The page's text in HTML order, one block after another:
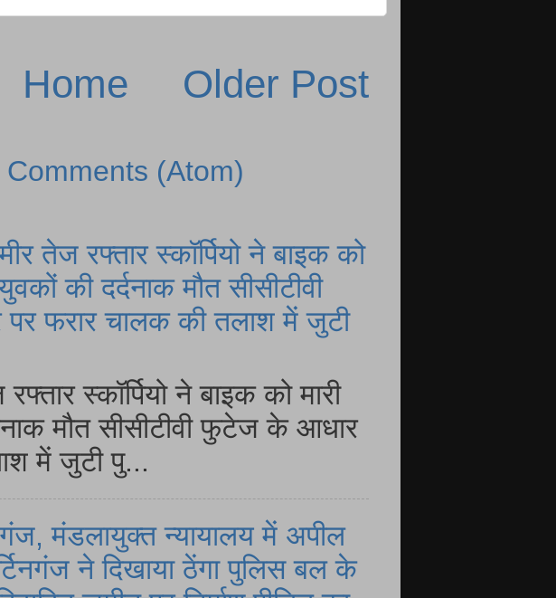
Older Post
Home
Comments (Atom)
तेज रफ्तार स्कॉर्पियो ने बाइक को
की दर्दनाक मौत सीसीटीवी
फरार चालक की तलाश में जुटी
स्कॉर्पियो ने बाइक को मारी
मौत सीसीटीवी फुटेज के आधार
में जुटी पु...
मंडलायुक्त न्यायालय में अपील
ने दिखाया ठेंगा पुलिस बल के